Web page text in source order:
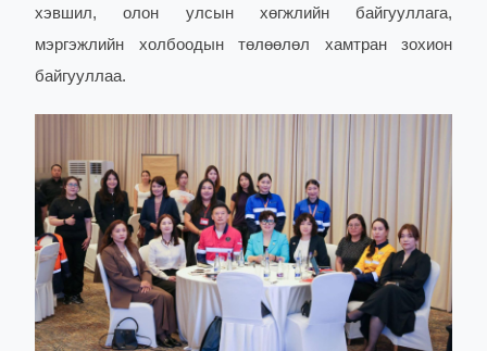
хэвшил, олон улсын хөгжлийн байгууллага,
мэргэжлийн холбоодын төлөөлөл хамтран зохион
байгууллаа.